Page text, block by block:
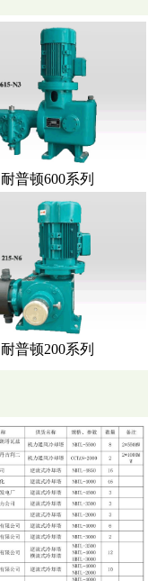
耐普顿600系列
耐普顿200系列